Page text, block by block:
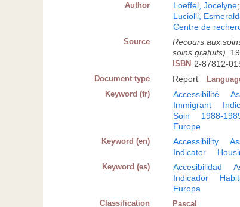
Author Loeffel, Jocelyne;
Luciolli,
Centre de
Source
Recours aux
soins gratuits).
ISBN 2-87812-
Document type Report
Keyword (fr) Accessibilité
Immigrant
Soin
1988-
Europe
Keyword (en) Accessibility
Indicator
Keyword (es) Accesibilidad
Indicador
Europa
Classification Pascal